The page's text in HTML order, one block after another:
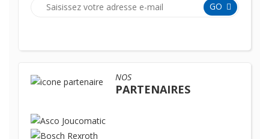
GO
NOS
PARTENAIRES